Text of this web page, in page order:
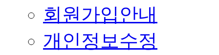
회원가입안내
개인정보수정